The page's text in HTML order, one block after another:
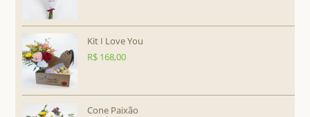
Kit I Love You
R$ 168,00
Cone Paixão